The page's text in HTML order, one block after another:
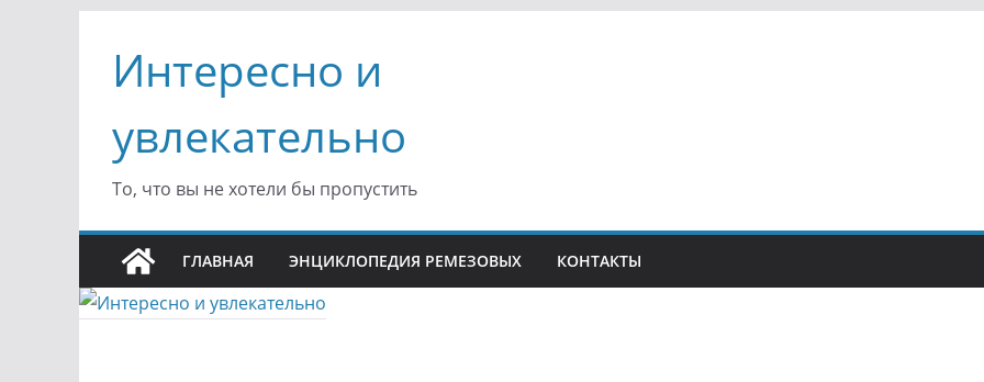
содержимому
Интересно и
увлекательно
То, что вы не хотели бы пропустить
ГЛАВНАЯ ЭНЦИКЛОПЕДИЯ РЕМЕЗОВЫХ КОНТАКТЫ